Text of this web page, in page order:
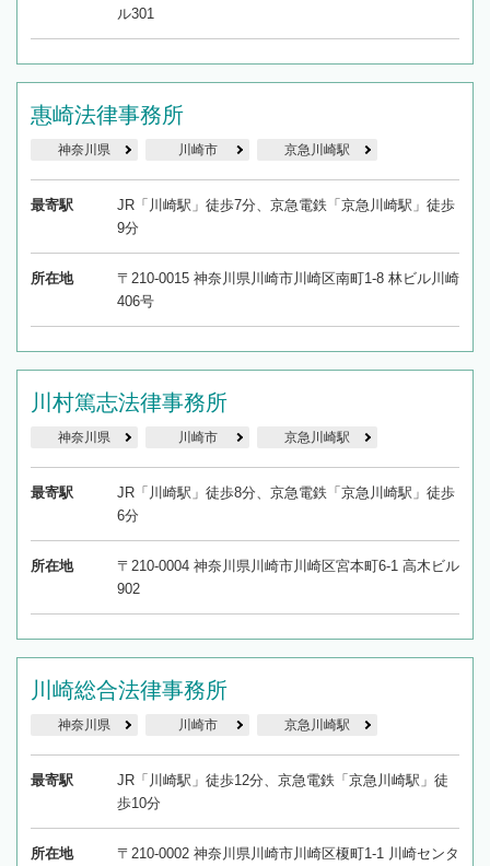
ル301
惠崎法律事務所
神奈川県 川崎市 京急川崎駅
最寄駅
JR「川崎駅」徒歩7分、京急電鉄「京急川崎駅」徒歩
9分
所在地
〒210-0015 神奈川県川崎市川崎区南町1-8 林ビル川崎
406号
川村篤志法律事務所
神奈川県 川崎市 京急川崎駅
最寄駅
JR「川崎駅」徒歩8分、京急電鉄「京急川崎駅」徒歩
6分
所在地
〒210-0004 神奈川県川崎市川崎区宮本町6-1 高木ビル
902
川崎総合法律事務所
神奈川県 川崎市 京急川崎駅
最寄駅
JR「川崎駅」徒歩12分、京急電鉄「京急川崎駅」徒
歩10分
所在地
〒210-0002 神奈川県川崎市川崎区榎町1-1 川崎センタ